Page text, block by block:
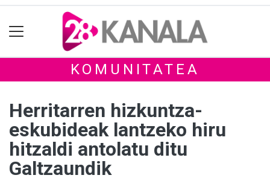
KOMUNITATEA
Herritarren hizkuntza-
eskubideak lantzeko hiru
hitzaldi antolatu ditu
Galtzaundik